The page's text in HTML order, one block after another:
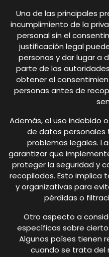
Una de las principales
incumplimiento de la
personal sin el
justificación legal
personas y dar lugar a
parte de las
obtener el
personas antes de
Además, el uso indebido
de datos
problemas legales.
garantizar que
proteger la seguridad y
recopilados. Esto implica
y organizativas para
pérdidas o
Otro aspecto a
específicas sobre
Algunos países tienen
cuando se trata del